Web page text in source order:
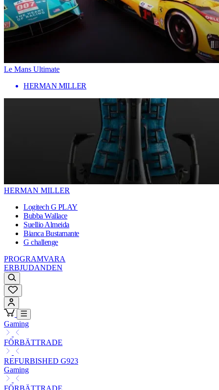
Le Mans Ultimate
HERMAN MILLER
HERMAN MILLER
Logitech G PLAY
Bubba Wallace
Suellio Almeida
Bianca Bustamante
G challenge
PROGRAMVARA
ERBJUDANDEN
Gaming
FÖRBÄTTRADE
REFURBISHED G923
Gaming